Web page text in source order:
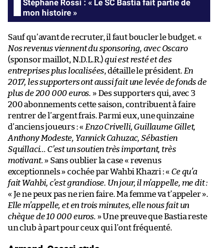
Stéphane Rossi : « Le SC Bastia fait partie de
mon histoire »
Sauf qu’avant de recruter, il faut boucler le budget. «
Nos revenus viennent du sponsoring, avec Oscaro
(sponsor maillot, N.D.L.R.)qui est resté et des
entreprises plus localisées, détaille le président. En
2017, les supporters ont aussi fait une levée de fonds de
plus de 200 000 euros. » Des supporters qui, avec 3
200 abonnements cette saison, contribuent à faire
rentrer de l’argent frais. Parmi eux, une quinzaine
d’anciens joueurs : « Enzo Crivelli, Guillaume Gillet,
Anthony Modeste, Yannick Cahuzac, Sébastien
Squillaci… C’est un soutien très important, très
motivant. » Sans oublier la case « revenus
exceptionnels » cochée par Wahbi Khazri : « Ce qu’a
fait Wahbi, c’est grandiose. Un jour, il m’appelle, me dit :
« Je ne peux pas ne rien faire. Ma femme va t’appeler ».
Elle m’appelle, et en trois minutes, elle nous fait un
chèque de 10 000 euros. » Une preuve que Bastia reste
un club à part pour ceux qui l’ont fréquenté.